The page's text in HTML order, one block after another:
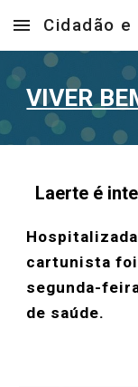
Skip to main
Cidadão
VIVER
Laerte é
cartunista
segunda-
de saúde.